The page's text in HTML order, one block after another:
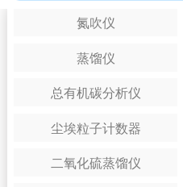
氮吹仪
蒸馏仪
总有机碳分析仪
尘埃粒子计数器
二氧化硫蒸馏仪